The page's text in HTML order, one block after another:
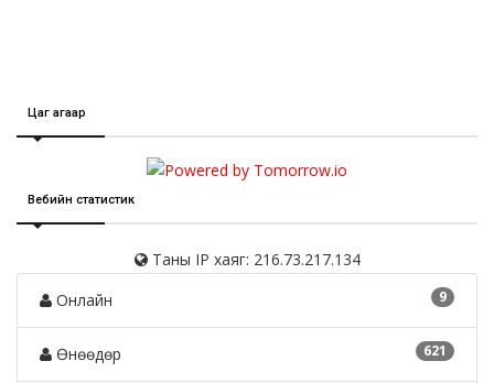
Цаг агаар
Вебийн статистик
Таны IP хаяг: 216.73.217.134
9
Онлайн
621
Өнөөдөр